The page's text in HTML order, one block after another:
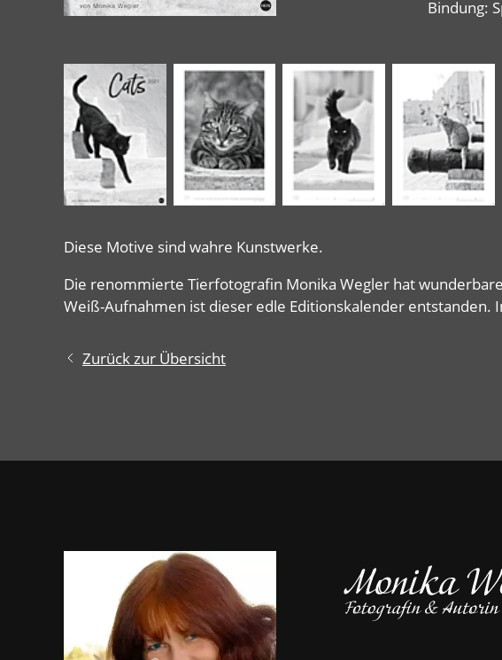
Bindung:
Diese Motive sind wahre Kunstwerke.
Die renommierte Tierfotografin Monika Wegler hat
Weiß-Aufnahmen ist dieser edle Editionskalender
Zurück zur Übersicht